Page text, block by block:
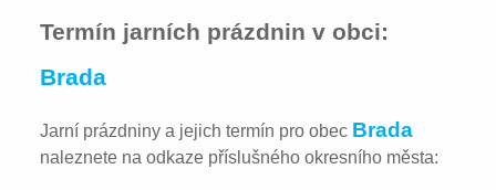
Termín jarních prázdnin v obci:
Brada
Jarní prázdniny a jejich termín pro obec Brada
naleznete na odkaze příslušného okresního města: